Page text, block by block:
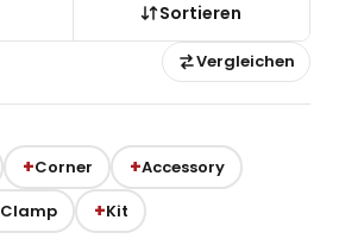
Sortieren
Vergleichen
Corner
Accessory
Clamp Kit